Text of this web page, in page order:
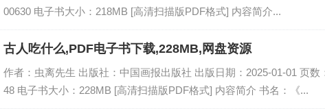
00630 电子书大小：218MB [高清扫描版PDF格式] 内容简介...
古人吃什么,PDF电子书下载,228MB,网盘资源
作者：虫离先生 出版社：中国画报出版社 出版日期：2025-01-01 页数
48 电子书大小：228MB [高清扫描版PDF格式] 内容简介 书名：《...